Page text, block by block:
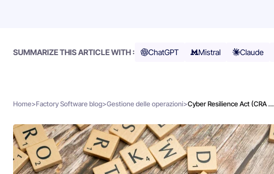
SUMMARIZE THIS ARTICLE WITH : ChatGPT Mistral Claude
Home>Factory Software blog>Gestione delle operazioni>Cyber Resilience Act (CRA ...